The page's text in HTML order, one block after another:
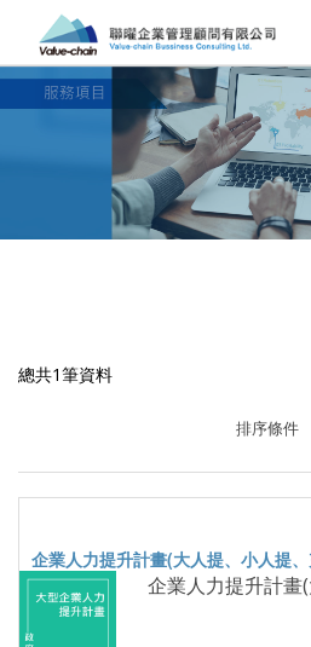
總共1筆資料
排序條件